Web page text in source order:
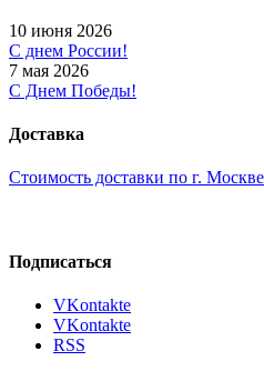
10 июня 2026
С днем России!
7 мая 2026
С Днем Победы!
Доставка
Стоимость доставки по г.
Подписаться
VKontakte
VKontakte
RSS